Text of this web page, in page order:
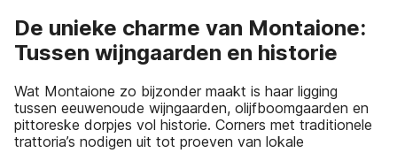
De unieke charme van Montaione:
Tussen wijngaarden en historie
Wat Montaione zo bijzonder maakt is haar ligging
tussen eeuwenoude wijngaarden, olijfboomgaarden en
pittoreske dorpjes vol historie. Corners met traditionele
trattoria’s nodigen uit tot proeven van lokale